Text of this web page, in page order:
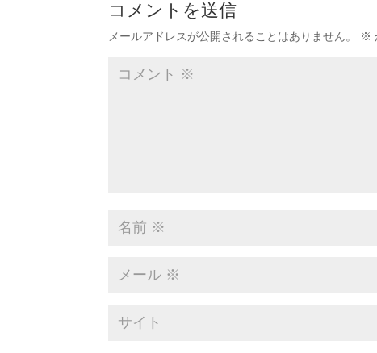
コメントを送信
メールアドレスが公開されることはありません。 ※